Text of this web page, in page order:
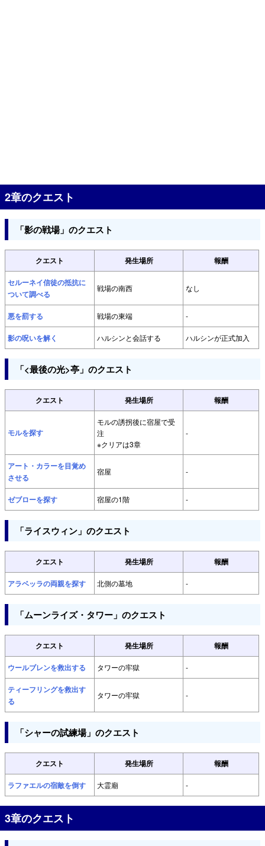
2章のクエスト
「影の戦場」のクエスト
クエスト 発生場所 報酬
セルーネイ信徒の抵抗に
ついて調べる
戦場の南西 なし
悪を罰する 戦場の東端 -
影の呪いを解く ハルシンと会話する ハルシンが正式加入
「<最後の光>亭」のクエスト
クエスト 発生場所 報酬
モルを探す
モルの誘拐後に宿屋で受
注
※クリアは3章
-
アート・カラーを目覚め
させる
宿屋 -
ゼブローを探す 宿屋の1階 -
「ライスウィン」のクエスト
クエスト 発生場所 報酬
アラベッラの両親を探す 北側の墓地 -
「ムーンライズ・タワー」のクエスト
クエスト 発生場所 報酬
ウールブレンを救出する タワーの牢獄 -
ティーフリングを救出す
る
タワーの牢獄 -
「シャーの試練場」のクエスト
クエスト 発生場所 報酬
ラファエルの宿敵を倒す 大霊廟 -
3章のクエスト